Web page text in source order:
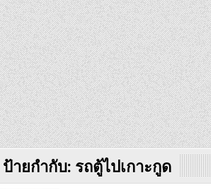
ป้ายกำกับ: รถตู้ไปเกาะกูด